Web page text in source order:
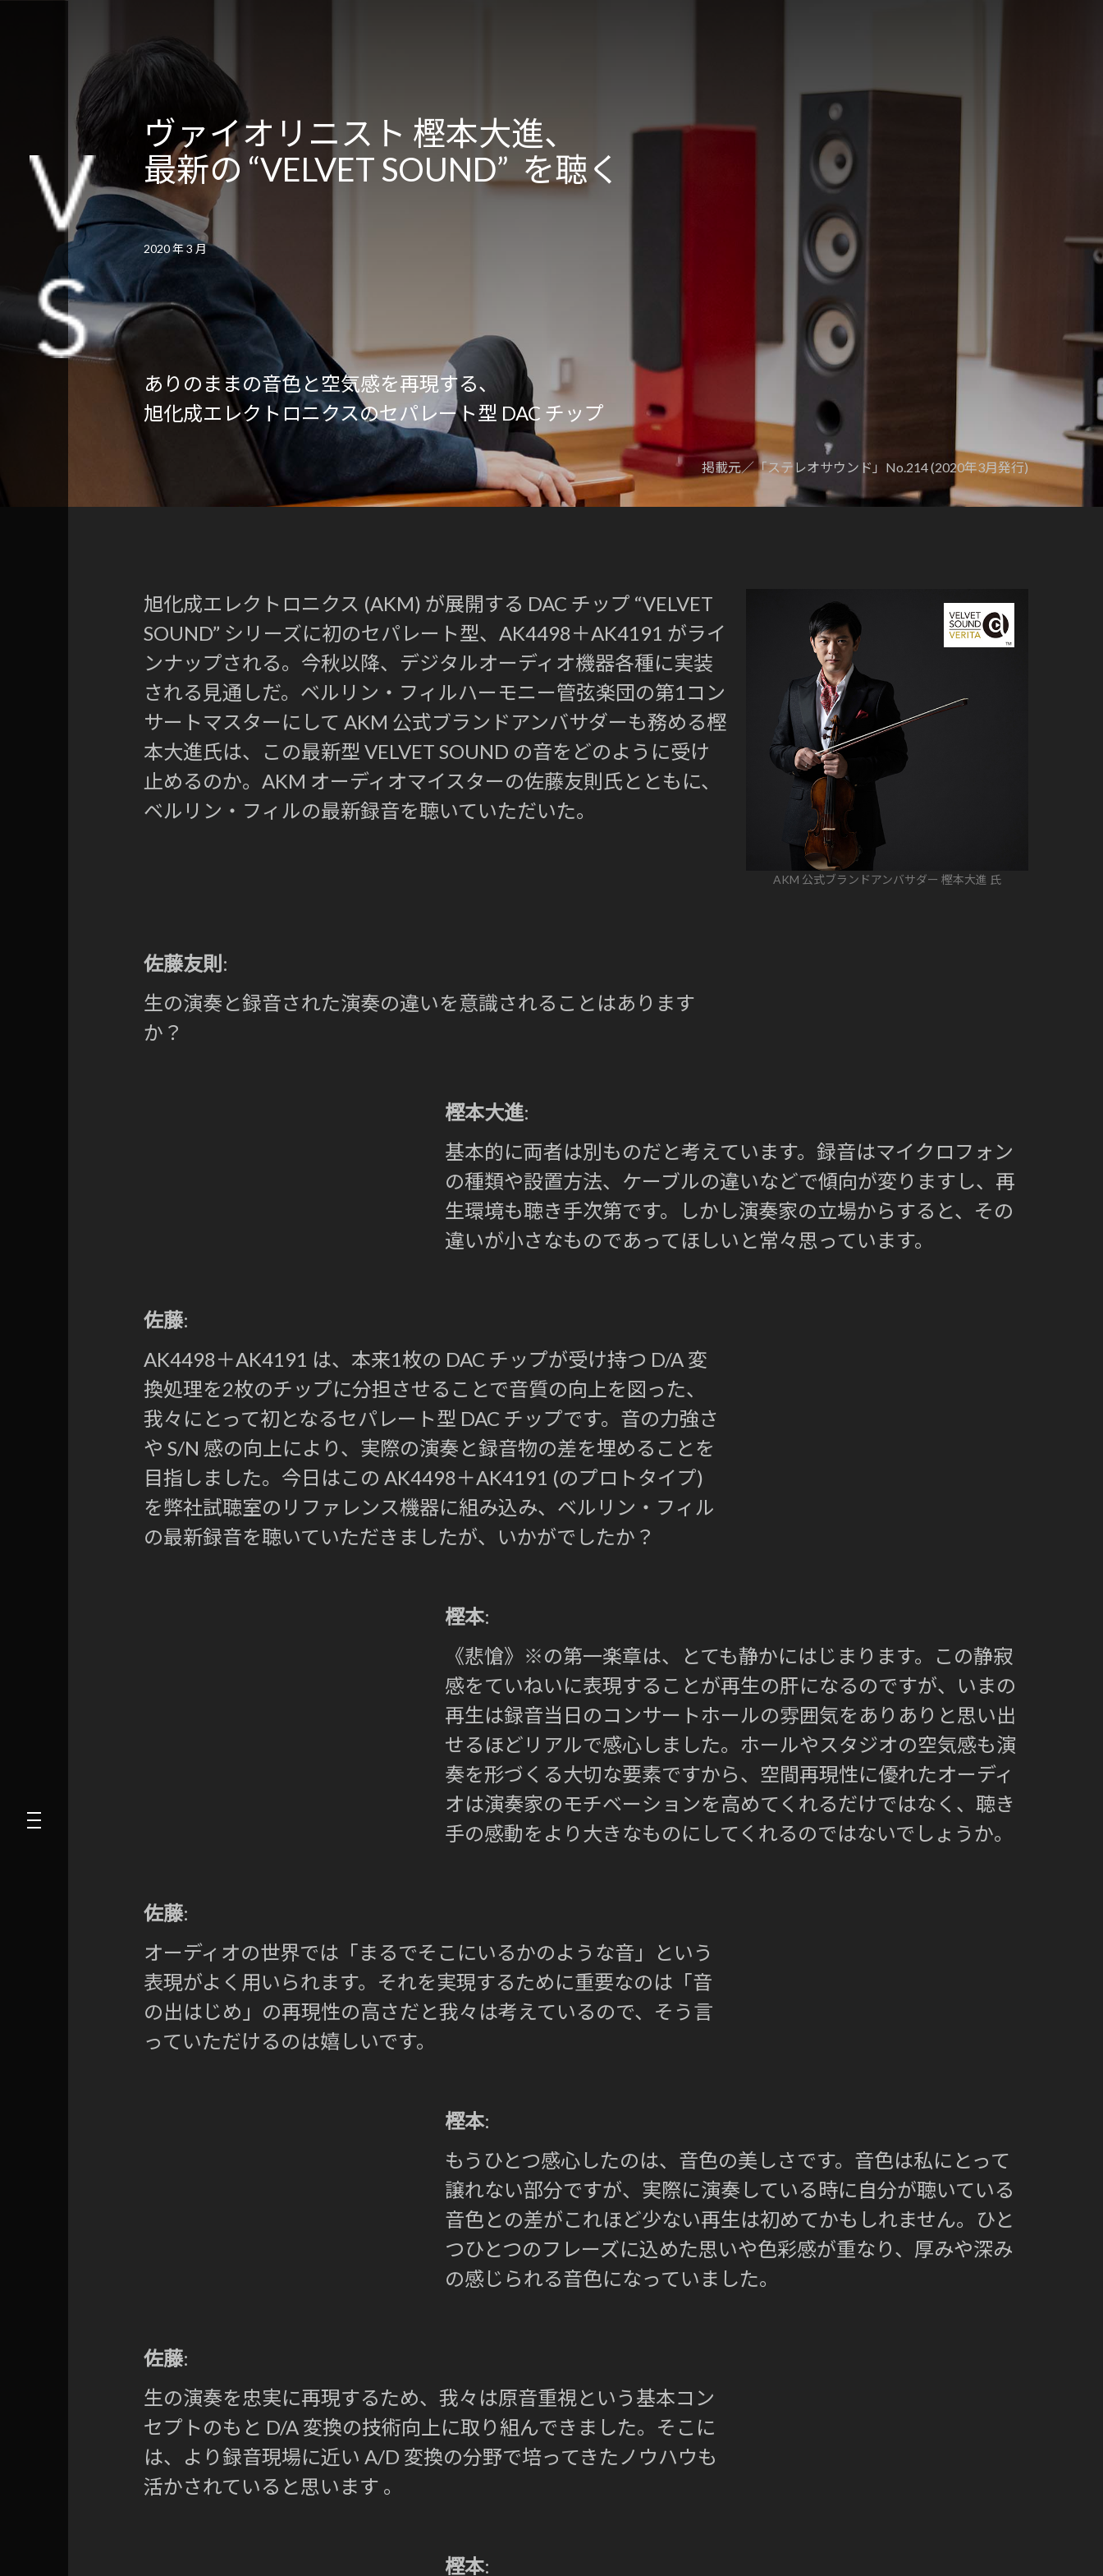
ヴァイオリニスト 樫本大進、
最新の “VELVET SOUND” を聴く
2020 年 3 月
ありのままの音色と空気感を再現する、
旭化成エレクトロニクスのセパレート型 DAC チップ
掲載元／「ステレオサウンド」No.214 (2020年3月発行)
旭化成エレクトロニクス (AKM) が展開する DAC チップ “VELVET
SOUND” シリーズに初のセパレート型、AK4498＋AK4191 がライ
ンナップされる。今秋以降、デジタルオーディオ機器各種に実装
される見通しだ。ベルリン・フィルハーモニー管弦楽団の第1コン
サートマスターにして AKM 公式ブランドアンバサダーも務める樫
本大進氏は、この最新型 VELVET SOUND の音をどのように受け
止めるのか。AKM オーディオマイスターの佐藤友則氏とともに、
ベルリン・フィルの最新録音を聴いていただいた。
AKM 公式ブランドアンバサダー 樫本大進 氏
佐藤友則 :
生の演奏と録音された演奏の違いを意識されることはあります
か？
樫本大進:
基本的に両者は別ものだと考えています。録音はマイクロフォン
の種類や設置方法、ケーブルの違いなどで傾向が変りますし、再
生環境も聴き手次第です。しかし演奏家の立場からすると、その
違いが小さなものであってほしいと常々思っています。
佐藤:
AK4498＋AK4191 は、本来1枚の DAC チップが受け持つ D/A 変
換処理を2枚のチップに分担させることで音質の向上を図った、
我々にとって初となるセパレート型 DAC チップです。音の力強さ
や S/N 感の向上により、実際の演奏と録音物の差を埋めることを
目指しました。今日はこの AK4498＋AK4191 (のプロトタイプ)
を弊社試聴室のリファレンス機器に組み込み、ベルリン・フィル
の最新録音を聴いていただきましたが、いかがでしたか？
樫本:
《悲愴》※の第一楽章は、とても静かにはじまります。この静寂
感をていねいに表現することが再生の肝になるのですが、いまの
再生は録音当日のコンサートホールの雰囲気をありありと思い出
せるほどリアルで感心しました。ホールやスタジオの空気感も演
奏を形づくる大切な要素ですから、空間再現性に優れたオーディ
オは演奏家のモチベーションを高めてくれるだけではなく、聴き
手の感動をより大きなものにしてくれるのではないでしょうか。
佐藤:
オーディオの世界では「まるでそこにいるかのような音」という
表現がよく用いられます。それを実現するために重要なのは「音
の出はじめ」の再現性の高さだと我々は考えているので、そう言
っていただけるのは嬉しいです。
樫本:
もうひとつ感心したのは、音色の美しさです。音色は私にとって
譲れない部分ですが、実際に演奏している時に自分が聴いている
音色との差がこれほど少ない再生は初めてかもしれません。ひと
つひとつのフレーズに込めた思いや色彩感が重なり、厚みや深み
の感じられる音色になっていました。
佐藤:
生の演奏を忠実に再現するため、我々は原音重視という基本コン
セプトのもと D/A 変換の技術向上に取り組んできました。そこに
は、より録音現場に近い A/D 変換の分野で培ってきたノウハウも
活かされていると思います 。
樫本: